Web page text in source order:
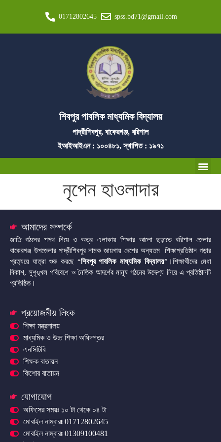
01712802645 spss.bd71@gmail.com
শিবপুর পাবলিক মাধ্যমিক বিদ্যালয়
পাদ্রীশিবপুর, বাকেরগঞ্জ, বরিশাল
ইআইআইএন : ১০০৪৮১, স্থাপিত : ১৯৭১
নৃপেন হাওলাদার
আমাদের সম্পর্কে
জাতি গঠনের শপথ নিয়ে ও অত্র এলাকায় শিক্ষার আলো ছড়াতে বরিশাল জেলার
বাকেরগঞ্জ উপজেলার পাদ্রীশিবপুর নামক জায়গায় দেশের অন্যতম শিক্ষাপ্রতিষ্ঠান গড়ার
প্রত্যয়ে যাত্রা শুরু করছে “শিবপুর পাবলিক মাধ্যমিক বিদ্যালয়”।শিক্ষার্থীদের মেধা
বিকাশ, সুশৃঙ্খল পরিবেশে ও নৈতিক আদর্শের মানুষ গঠনের উদ্দেশ্য নিয়ে এ প্রতিষ্ঠানটি
প্রতিষ্ঠিত।
প্রয়োজনীয় লিংক
শিক্ষা মন্ত্রনালয়
মাধ্যমিক ও উচ্চ শিক্ষা অধিদপ্তর
এনসিটিবি
শিক্ষক বাতায়ন
কিশোর বাতায়ন
যোগাযোগ
অফিসের সময়ঃ ১০ টা থেকে ০৪ টা
মোবাইল নাম্বারঃ 01712802645
মোবাইল নাম্বারঃ 01309100481